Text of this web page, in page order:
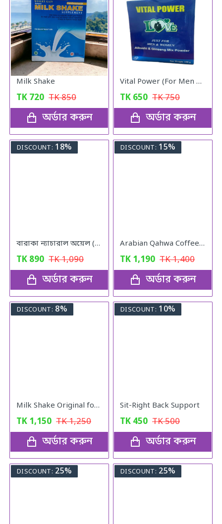
Milk Shake
TK 720 TK850
অর্ডার করুন
Vital Power (For Men & Woman)
TK 650 TK750
অর্ডার করুন
DISCOUNT: 18%
বারাকা ন্যাচারাল অয়েল (Baraka Natural oil) – 120 মিলি
TK 890 TK1,090
অর্ডার করুন
DISCOUNT: 15%
Arabian Qahwa Coffee – অরিজিনাল আরবীয় কফি
TK 1,190 TK1,400
অর্ডার করুন
DISCOUNT: 8%
Milk Shake Original for Healthy Weight
TK 1,150 TK1,250
অর্ডার করুন
DISCOUNT: 10%
Sit-Right Back Support
TK 450 TK500
অর্ডার করুন
DISCOUNT: 25% DISCOUNT: 25%